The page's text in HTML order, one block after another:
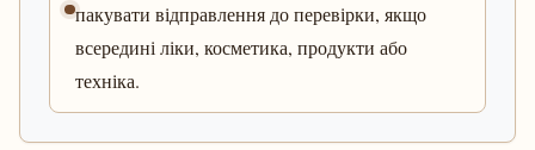
пакувати відправлення до перевірки, якщо
всередині ліки, косметика, продукти або
техніка.